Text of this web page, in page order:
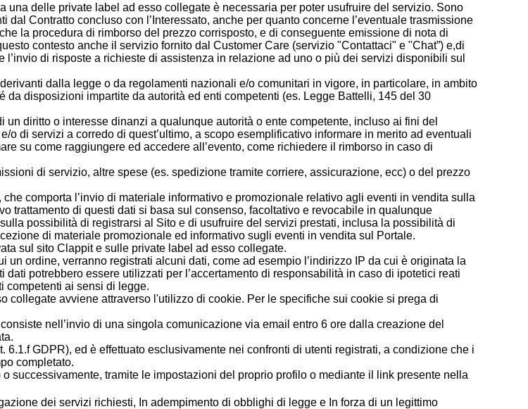
una delle private label ad esso collegate è necessaria per poter usufruire del servizio. Sono
Contratto concluso con l’Interessato, anche per quanto concerne l’eventuale trasmissione
la procedura di rimborso del prezzo corrisposto, e di conseguente emissione di nota di
contesto anche il servizio fornito dal Customer Care (servizio "Contattaci" e "Chat”) e,di
di risposte a richieste di assistenza in relazione ad uno o più dei servizi disponibili sul
dalla legge o da regolamenti nazionali e/o comunitari in vigore, in particolare, in ambito
disposizioni impartite da autorità ed enti competenti (es. Legge Battelli, 145 del 30
un diritto o interesse dinanzi a qualunque autorità o ente competente, incluso ai fini del
di servizi a corredo di quest’ultimo, a scopo esemplificativo informare in merito ad eventuali
su come raggiungere ed accedere all’evento, come richiedere il rimborso in caso di
di servizio, altre spese (es. spedizione tramite corriere, assicurazione, ecc) o del prezzo
comporta l’invio di materiale informativo e promozionale relativo agli eventi in vendita sulla
trattamento di questi dati si basa sul consenso, facoltativo e revocabile in qualunque
possibilità di registrarsi al Sito e di usufruire del servizi prestati, inclusa la possibilità di
di materiale promozionale ed informativo sugli eventi in vendita sul Portale.
sul sito Clappit e sulle private label ad esso collegate.
un ordine, verranno registrati alcuni dati, come ad esempio l’indirizzo IP da cui è originata la
potrebbero essere utilizzati per l’accertamento di responsabilità in caso di ipotetici reati
competenti ai sensi di legge.
collegate avviene attraverso l'utilizzo di cookie. Per le specifiche sui cookie si prega di
nell’invio di una singola comunicazione via email entro 6 ore dalla creazione del
6.1.f GDPR), ed è effettuato esclusivamente nei confronti di utenti registrati, a condizione che i
completato.
successivamente, tramite le impostazioni del proprio profilo o mediante il link presente nella
dei servizi richiesti, In adempimento di obblighi di legge e In forza di un legittimo